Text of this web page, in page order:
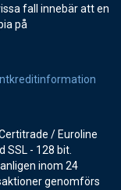
fall innebär att en
på
/ Euroline
SSL - 128 bit.
inom 24
genomförs